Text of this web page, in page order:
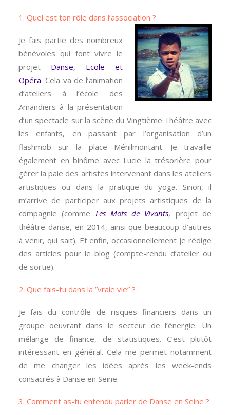
1. Quel est ton rôle dans l’association ?
Je fais partie des nombreux
bénévoles qui font vivre le
projet Danse, Ecole et
Opéra. Cela va de l’animation
d’ateliers à l’école des
Amandiers à la présentation
d’un spectacle sur la scène du Vingtième Théâtre avec
les enfants, en passant par l’organisation d’un
flashmob sur la place Ménilmontant. Je travaille
également en binôme avec Lucie la trésorière pour
gérer la paie des artistes intervenant dans les ateliers
artistiques ou dans la pratique du yoga. Sinon, il
m’arrive de participer aux projets artistiques de la
compagnie (comme Les Mots de Vivants, projet de
théâtre-danse, en 2014, ainsi que beaucoup d’autres
à venir, qui sait). Et enfin, occasionnellement je rédige
des articles pour le blog (compte-rendu d’atelier ou
de sortie).
2. Que fais-tu dans la ”vraie vie” ?
Je fais du contrôle de risques financiers dans un
groupe oeuvrant dans le secteur de l’énergie. Un
mélange de finance, de statistiques. C’est plutôt
intéressant en général. Cela me permet notamment
de me changer les idées après les week-ends
consacrés à Danse en Seine.
3. Comment as-tu entendu parler de Danse en Seine ?